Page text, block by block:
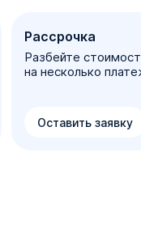
Рассрочка
Разбейте
на несколько
Оставить заявку